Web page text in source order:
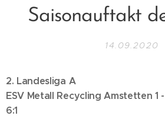
Saisonauftakt
14.09.2020
2. Landesliga A
ESV Metall Recycling Amstetten 1
6:1